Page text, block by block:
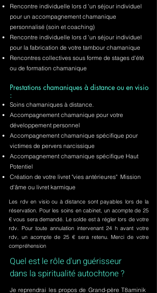
Rencontre individuelle lors d 'un séjour individuel
pour un accompagnement chamanique
personnalisé (soin et coaching)
Rencontre individuelle lors d 'un séjour individuel
pour la fabrication de votre tambour chamanique
Rencontres collectives sous forme de stages d'été
ou de formation chamanique
Prestations chamaniques à distance ou en visio
:
Soins chamaniques à distance.
Accompagnement chamanique pour votre
développement personnel
Accompagnement chamanique spécifique pour
victimes de pervers narcissique
Accompagnement chamanique spécifique Haut
Potentiel
Création de votre livret "vies antérieures" Mission
d'âme ou livret karmique
Les rdv en visio ou à distance sont payables lors de la
réservation. Pour les soins en cabinet, un acompte de 25
€ vous sera demandé. Le solde est à régler lors de votre
rdv. Pour toute annulation intervenant 24 h avant votre
rdv, un acompte de 25 € sera retenu. Merci de votre
compréhension
Quel est le rôle d'un guérisseur
dans la spiritualité autochtone ?
Je reprendrai les propos de Grand-père T8aminik